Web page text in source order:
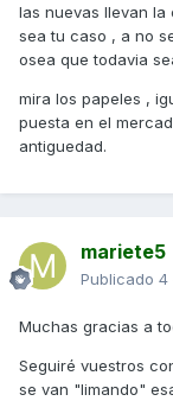
las nuevas llevan
sea tu caso , a no
osea que todavia
mira los papeles ,
puesta en el
antiguedad.
mariete5
Publicado 4
Muchas gracias a
Seguiré vuestros
se van "limando"